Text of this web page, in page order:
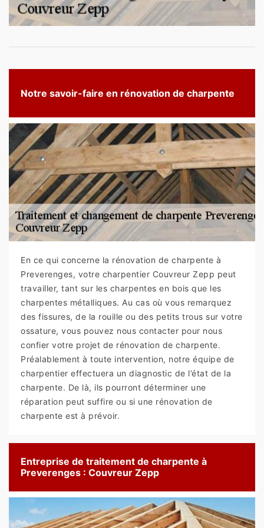
Notre savoir-faire en rénovation de charpente
En ce qui concerne la rénovation de charpente à
Preverenges, votre charpentier Couvreur Zepp peut
travailler, tant sur les charpentes en bois que les
charpentes métalliques. Au cas où vous remarquez
des fissures, de la rouille ou des petits trous sur votre
ossature, vous pouvez nous contacter pour nous
confier votre projet de rénovation de charpente.
Préalablement à toute intervention, notre équipe de
charpentier effectuera un diagnostic de l’état de la
charpente. De là, ils pourront déterminer une
réparation peut suffire ou si une rénovation de
charpente est à prévoir.
Entreprise de traitement de charpente à
Preverenges : Couvreur Zepp